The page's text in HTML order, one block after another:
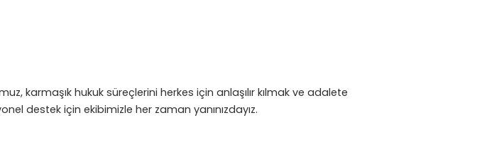
karmaşık hukuk süreçlerini herkes için anlaşılır kılmak ve adalete
destek için ekibimizle her zaman yanınızdayız.